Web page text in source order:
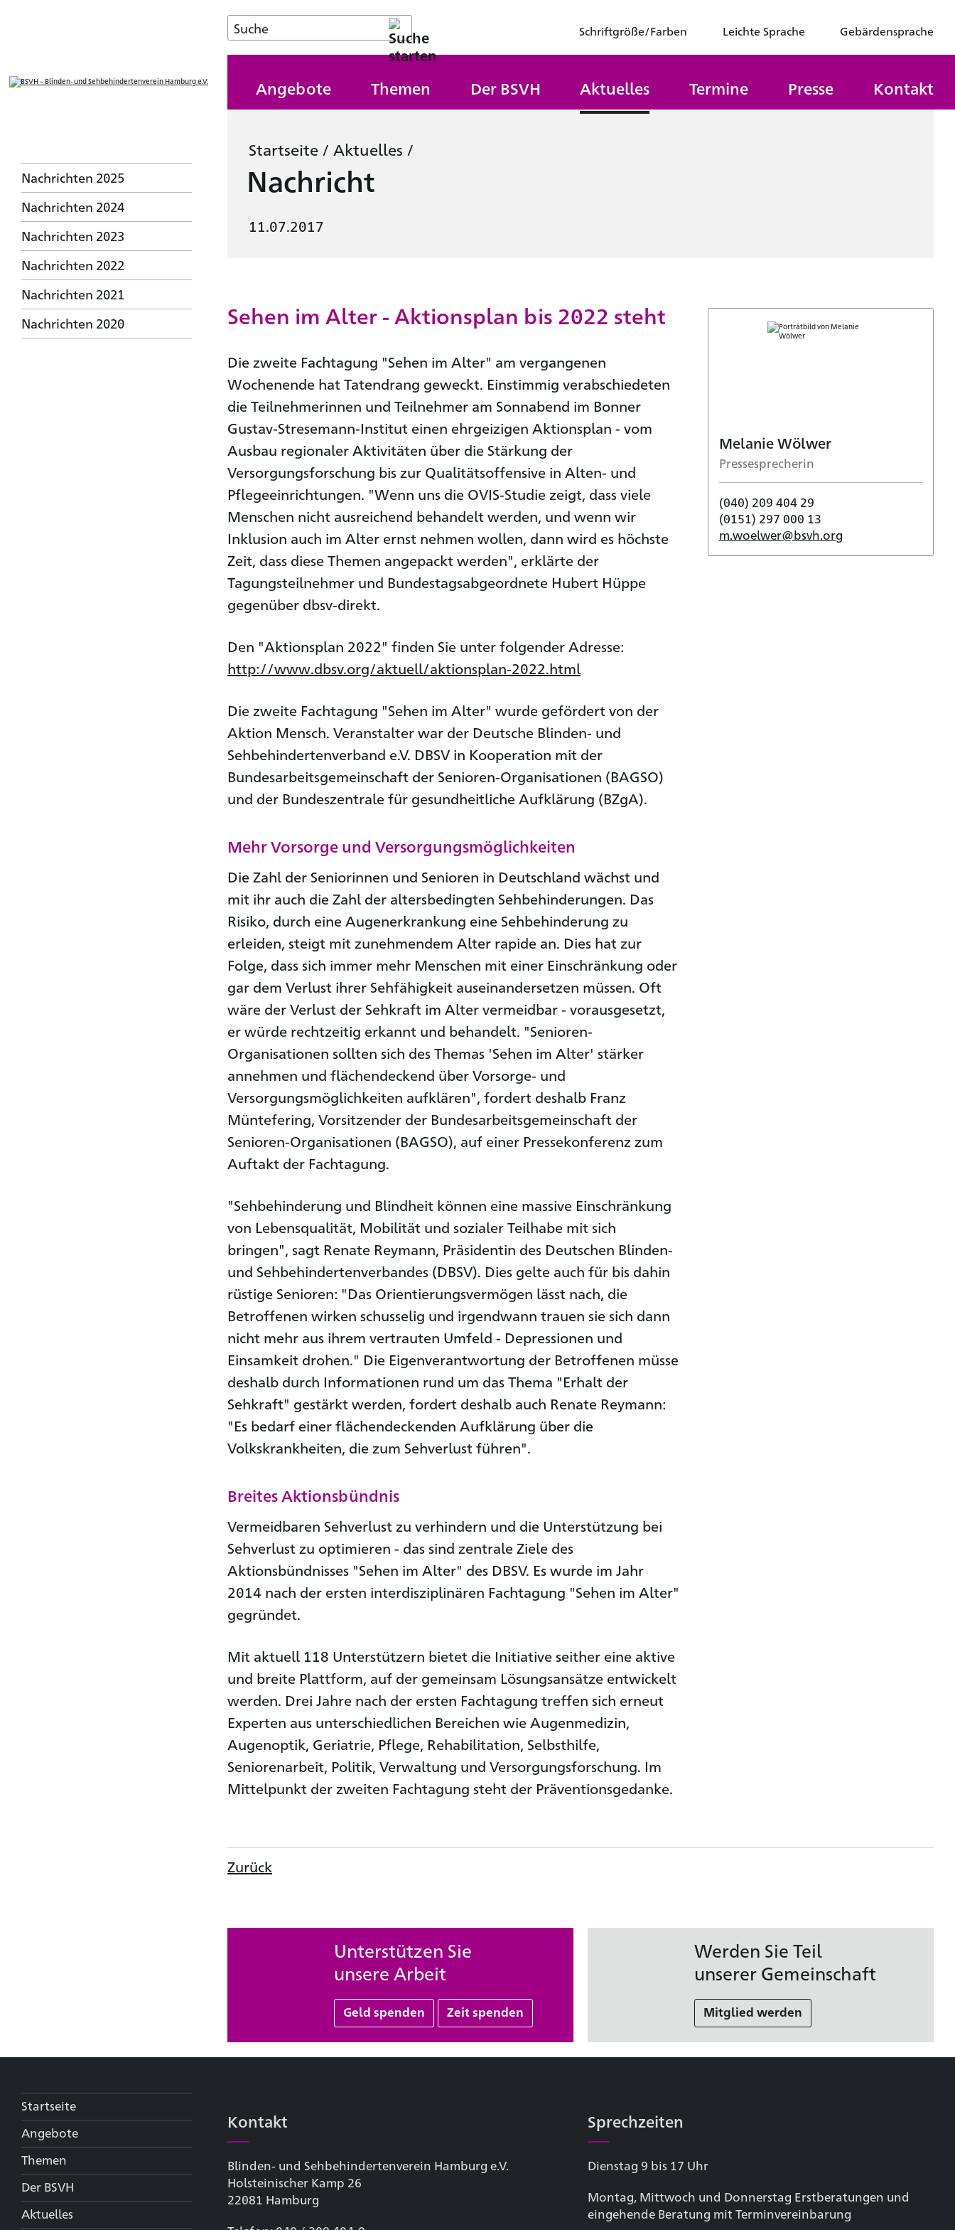
Schriftgröße/Farben Leichte Sprache Gebärdensprache
Angebote Themen Der BSVH Aktuelles Termine Presse Kontakt
Nachrichten 2025
Nachrichten 2024
Nachrichten 2023
Nachrichten 2022
Nachrichten 2021
Nachrichten 2020
Startseite / Aktuelles /
Nachricht
11.07.2017
Sehen im Alter - Aktionsplan bis 2022 steht
Die zweite Fachtagung "Sehen im Alter" am vergangenen
Wochenende hat Tatendrang geweckt. Einstimmig verabschiedeten
die Teilnehmerinnen und Teilnehmer am Sonnabend im Bonner
Gustav-Stresemann-Institut einen ehrgeizigen Aktionsplan - vom
Ausbau regionaler Aktivitäten über die Stärkung der
Versorgungsforschung bis zur Qualitätsoffensive in Alten- und
Pflegeeinrichtungen. "Wenn uns die OVIS-Studie zeigt, dass viele
Menschen nicht ausreichend behandelt werden, und wenn wir
Inklusion auch im Alter ernst nehmen wollen, dann wird es höchste
Zeit, dass diese Themen angepackt werden", erklärte der
Tagungsteilnehmer und Bundestagsabgeordnete Hubert Hüppe
gegenüber dbsv-direkt.
Den "Aktionsplan 2022" finden Sie unter folgender Adresse:
http://www.dbsv.org/aktuell/aktionsplan-2022.html
Die zweite Fachtagung "Sehen im Alter" wurde gefördert von der
Aktion Mensch. Veranstalter war der Deutsche Blinden- und
Sehbehindertenverband e.V. DBSV in Kooperation mit der
Bundesarbeitsgemeinschaft der Senioren-Organisationen (BAGSO)
und der Bundeszentrale für gesundheitliche Aufklärung (BZgA).
Mehr Vorsorge und Versorgungsmöglichkeiten
Die Zahl der Seniorinnen und Senioren in Deutschland wächst und
mit ihr auch die Zahl der altersbedingten Sehbehinderungen. Das
Risiko, durch eine Augenerkrankung eine Sehbehinderung zu
erleiden, steigt mit zunehmendem Alter rapide an. Dies hat zur
Folge, dass sich immer mehr Menschen mit einer Einschränkung oder
gar dem Verlust ihrer Sehfähigkeit auseinandersetzen müssen. Oft
wäre der Verlust der Sehkraft im Alter vermeidbar - vorausgesetzt,
er würde rechtzeitig erkannt und behandelt. "Senioren-
Organisationen sollten sich des Themas 'Sehen im Alter' stärker
annehmen und flächendeckend über Vorsorge- und
Versorgungsmöglichkeiten aufklären", fordert deshalb Franz
Müntefering, Vorsitzender der Bundesarbeitsgemeinschaft der
Senioren-Organisationen (BAGSO), auf einer Pressekonferenz zum
Auftakt der Fachtagung.
"Sehbehinderung und Blindheit können eine massive Einschränkung
von Lebensqualität, Mobilität und sozialer Teilhabe mit sich
bringen", sagt Renate Reymann, Präsidentin des Deutschen Blinden-
und Sehbehindertenverbandes (DBSV). Dies gelte auch für bis dahin
rüstige Senioren: "Das Orientierungsvermögen lässt nach, die
Betroffenen wirken schusselig und irgendwann trauen sie sich dann
nicht mehr aus ihrem vertrauten Umfeld - Depressionen und
Einsamkeit drohen." Die Eigenverantwortung der Betroffenen müsse
deshalb durch Informationen rund um das Thema "Erhalt der
Sehkraft" gestärkt werden, fordert deshalb auch Renate Reymann:
"Es bedarf einer flächendeckenden Aufklärung über die
Volkskrankheiten, die zum Sehverlust führen".
Breites Aktionsbündnis
Vermeidbaren Sehverlust zu verhindern und die Unterstützung bei
Sehverlust zu optimieren - das sind zentrale Ziele des
Aktionsbündnisses "Sehen im Alter" des DBSV. Es wurde im Jahr
2014 nach der ersten interdisziplinären Fachtagung "Sehen im Alter"
gegründet.
Mit aktuell 118 Unterstützern bietet die Initiative seither eine aktive
und breite Plattform, auf der gemeinsam Lösungsansätze entwickelt
werden. Drei Jahre nach der ersten Fachtagung treffen sich erneut
Experten aus unterschiedlichen Bereichen wie Augenmedizin,
Augenoptik, Geriatrie, Pflege, Rehabilitation, Selbsthilfe,
Seniorenarbeit, Politik, Verwaltung und Versorgungsforschung. Im
Mittelpunkt der zweiten Fachtagung steht der Präventionsgedanke.
Melanie Wölwer
Pressesprecherin
(040) 209 404 29
(0151) 297 000 13
m.woelwer@bsvh.org
Zurück
Unterstützen Sie
unsere Arbeit
Geld spenden Zeit spenden
Werden Sie Teil
unserer Gemeinschaft
Mitglied werden
Startseite
Angebote
Themen
Der BSVH
Aktuelles
Kontakt
Blinden- und Sehbehinderten­verein Hamburg e.V.
Holsteinischer Kamp 26
22081 Hamburg
Sprechzeiten
Dienstag 9 bis 17 Uhr
Montag, Mittwoch und Donnerstag Erstberatungen und
eingehende Beratung mit Terminvereinbarung